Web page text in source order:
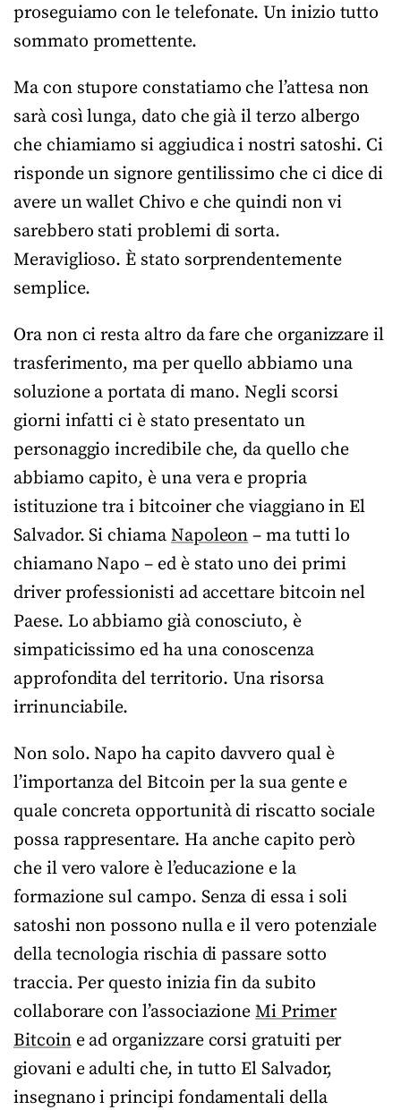
proseguiamo con le telefonate. Un inizio tutto
sommato promettente.
Ma con stupore constatiamo che l’attesa non
sarà così lunga, dato che già il terzo albergo
che chiamiamo si aggiudica i nostri satoshi. Ci
risponde un signore gentilissimo che ci dice di
avere un wallet Chivo e che quindi non vi
sarebbero stati problemi di sorta.
Meraviglioso. È stato sorprendentemente
semplice.
Ora non ci resta altro da fare che organizzare il
trasferimento, ma per quello abbiamo una
soluzione a portata di mano. Negli scorsi
giorni infatti ci è stato presentato un
personaggio incredibile che, da quello che
abbiamo capito, è una vera e propria
istituzione tra i bitcoiner che viaggiano in El
Salvador. Si chiama Napoleon – ma tutti lo
chiamano Napo – ed è stato uno dei primi
driver professionisti ad accettare bitcoin nel
Paese. Lo abbiamo già conosciuto, è
simpaticissimo ed ha una conoscenza
approfondita del territorio. Una risorsa
irrinunciabile.
Non solo. Napo ha capito davvero qual è
l’importanza del Bitcoin per la sua gente e
quale concreta opportunità di riscatto sociale
possa rappresentare. Ha anche capito però
che il vero valore è l’educazione e la
formazione sul campo. Senza di essa i soli
satoshi non possono nulla e il vero potenziale
della tecnologia rischia di passare sotto
traccia. Per questo inizia fin da subito
collaborare con l’associazioneMi Primer
Bitcoine ad organizzare corsi gratuiti per
giovani e adulti che, in tutto El Salvador,
insegnano i principi fondamentali della